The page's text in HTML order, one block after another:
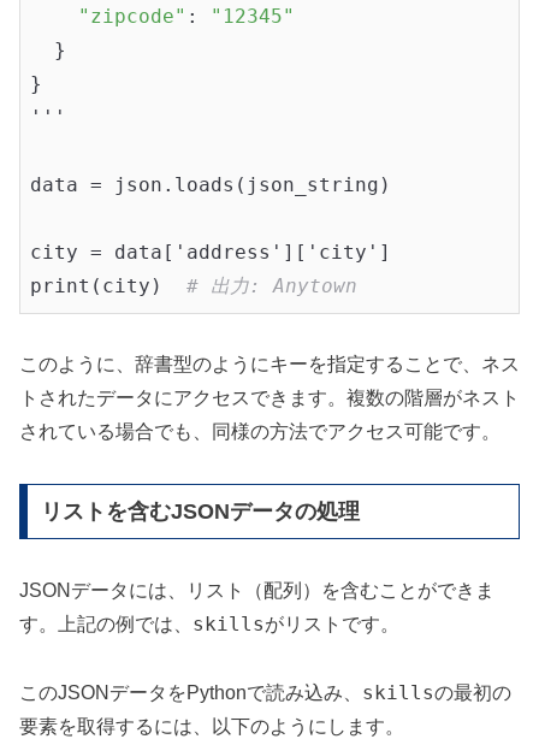
"zipcode" :
"12345"
  }
}
'''
data = json.loads(json_string)
city = data['address']['city']
print(city) # 出力: Anytown
このように、辞書型のようにキーを指定することで、ネス
トされたデータにアクセスできます。複数の階層がネスト
されている場合でも、同様の方法でアクセス可能です。
リストを含むJSONデータの処理
JSONデータには、リスト（配列）を含むことができま
す。上記の例では、 skillsがリストです。
このJSONデータをPythonで読み込み、 skillsの最初の
要素を取得するには、以下のようにします。